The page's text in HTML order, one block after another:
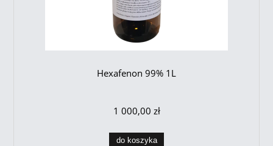
Hexafenon 99% 1L
1 000,00 zł
do koszyka